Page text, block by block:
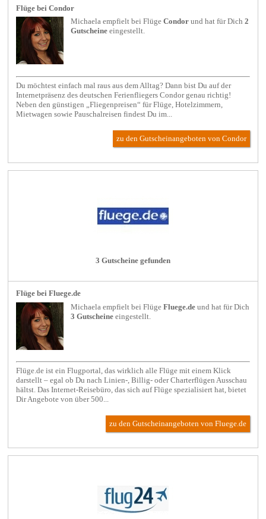
Flüge bei Condor
Michaela empfielt beiFlüge Condor und hat für Dich2
Gutscheine eingestellt.
Du möchtest einfach mal raus aus dem Alltag? Dann bist Du auf der
Internetpräsenz des deutschen Ferienfliegers Condor genau richtig!
Neben den günstigen „Fliegenpreisen“ für Flüge, Hotelzimmern,
Mietwagen sowie Pauschalreisen findest Du im...
zu den Gutscheinangeboten von Condor
3 Gutscheine gefunden
Flüge bei Fluege.de
Michaela empfielt beiFlüge Fluege.de und hat für Dich
3 Gutscheine eingestellt.
Flüge.de ist ein Flugportal, das wirklich alle Flüge mit einem Klick
darstellt – egal ob Du nach Linien-, Billig- oder Charterflügen Ausschau
hältst. Das Internet-Reisebüro, das sich auf Flüge spezialisiert hat, bietet
Dir Angebote von über 500...
zu den Gutscheinangeboten von Fluege.de